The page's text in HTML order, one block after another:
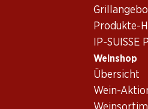
Produkte-
IP-SUISSE
Weinshop
Übersicht
Wein-
Vorderseite